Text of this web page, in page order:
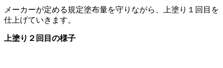
メーカーが定める規定塗布量を守りながら、上塗り１回目を
仕上げていきます。
上塗り２回目の様子